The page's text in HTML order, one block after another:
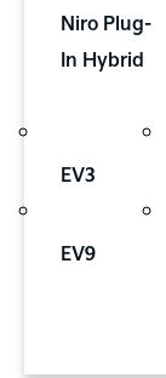
Niro Plug-
In Hybrid
EV3
EV9